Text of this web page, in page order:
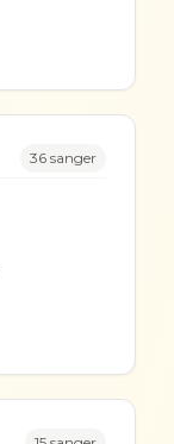
36 sanger